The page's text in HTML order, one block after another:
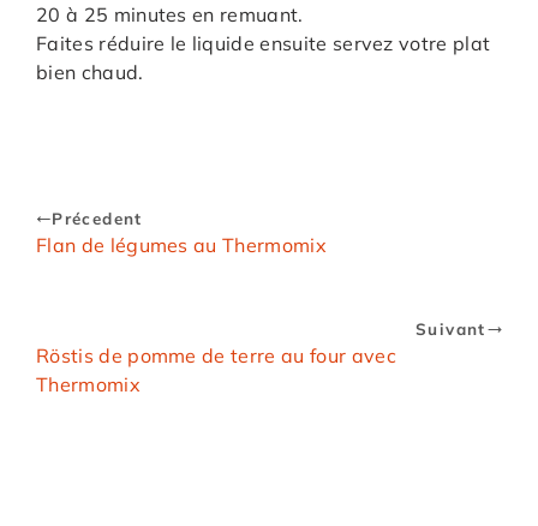
20 à 25 minutes en remuant.
Faites réduire le liquide ensuite servez votre plat
bien chaud.
Précedent
Flan de légumes au Thermomix
Suivant
Röstis de pomme de terre au four avec
Thermomix